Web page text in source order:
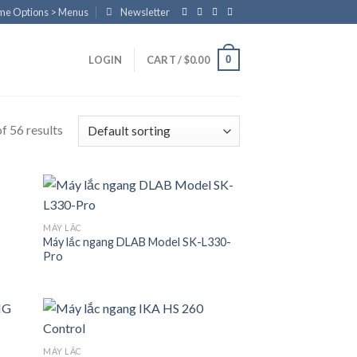
Options > Menus Newsletter
LOGIN CART /$0.00 0
56 results
Add to
MÁY LẮC
Máy lắc ngang DLAB Model SK-L330-
Pro
MÁY LẮC